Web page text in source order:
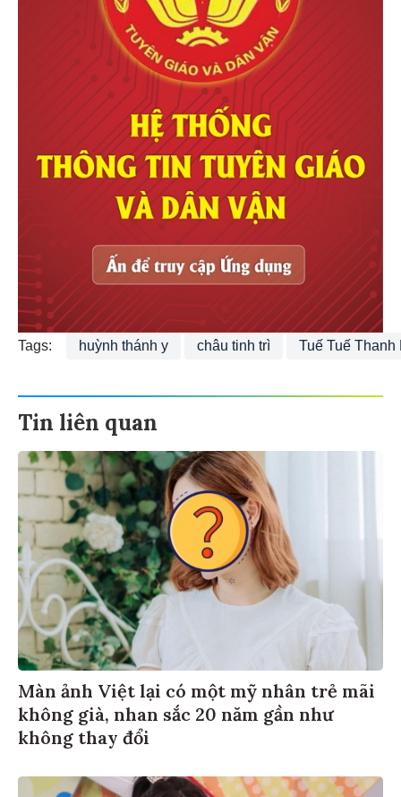
Tags: huỳnh thánh y châu tinh trì Tuế Tuế Thanh
Tin liên quan
Màn ảnh Việt lại có một mỹ nhân trẻ mãi
không già, nhan sắc 20 năm gần như
không thay đổi